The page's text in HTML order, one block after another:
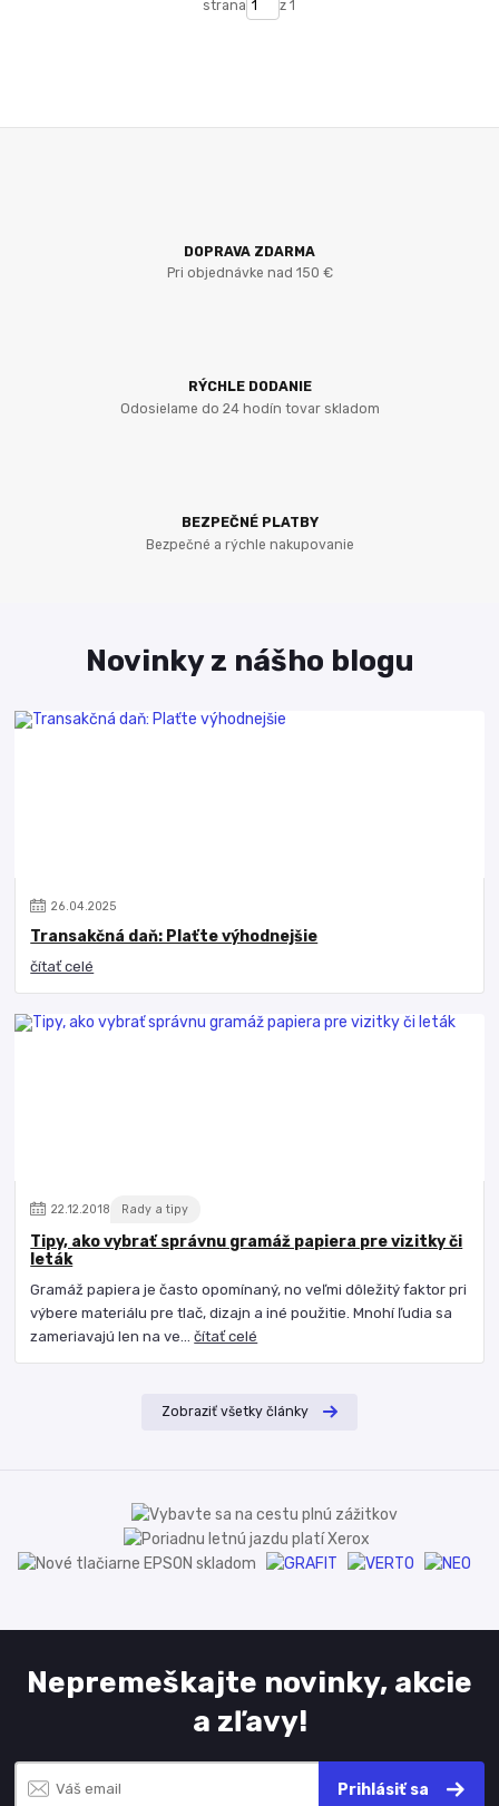
strana z 1
DOPRAVA ZDARMA
Pri objednávke nad 150 €
RÝCHLE DODANIE
Odosielame do 24 hodín tovar skladom
BEZPEČNÉ PLATBY
Bezpečné a rýchle nakupovanie
Novinky z nášho blogu
26.04.2025
Transakčná daň: Plaťte výhodnejšie
čítať celé
22.12.2018 Rady a tipy
Tipy, ako vybrať správnu gramáž papiera pre vizitky či
leták
Gramáž papiera je často opomínaný, no veľmi dôležitý faktor pri
výbere materiálu pre tlač, dizajn a iné použitie. Mnohí ľudia sa
zameriavajú len na ve...čítať celé
Zobraziť všetky články
Nepremeškajte novinky, akcie
a zľavy!
Prihlásiť sa